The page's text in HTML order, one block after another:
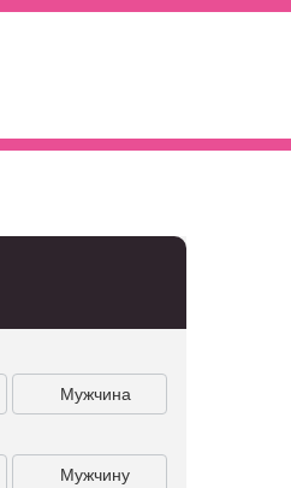
Мужчина
Мужчину